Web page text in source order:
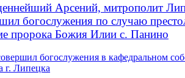
Арсений, митрополит
богослужения по случаю
пророка Божия Илии с. Панино
богослужения в кафедральном
г. Липецка